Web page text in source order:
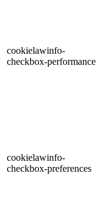
cookielawinfo-
checkbox-performance
cookielawinfo-
checkbox-preferences